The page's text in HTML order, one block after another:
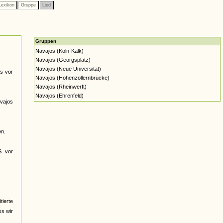
Gruppe Lied
vor
vor
wir
Gruppen
Navajos (Köln-Kalk)
Navajos (Georgsplatz)
Navajos (Neue Universität)
Navajos (Hohenzollernbrücke)
Navajos (Rheinwerft)
Navajos (Ehrenfeld)